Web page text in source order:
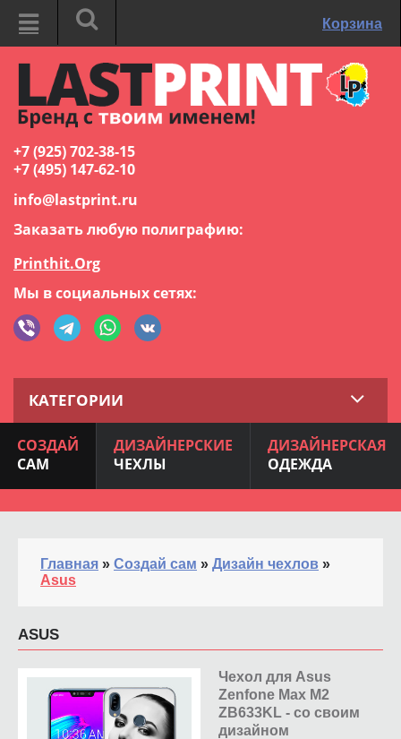
Корзина
+7 (925) 702-38-15
+7 (495) 147-62-10
info@lastprint.ru
Заказать любую полиграфию:
Printhit.Org
Мы в социальных сетях:
КАТЕГОРИИ
СОЗДАЙ
САМ
ДИЗАЙНЕРСКИЕ
ЧЕХЛЫ
ДИЗАЙНЕРСКАЯ
ОДЕЖДА
Главная » Создай сам » Дизайн чехлов »
Asus
ASUS
Чехол для Asus
Zenfone Max M2
ZB633KL - со своим
дизайном